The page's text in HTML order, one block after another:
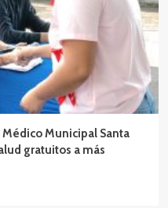
Municipal Santa
gratuitos a más